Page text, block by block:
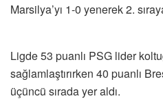
Marsilya’yı 1-0 yenerek 2.
Ligde 53 puanlı PSG lider
sağlamlaştırırken 40 puanlı
üçüncü sırada yer aldı.